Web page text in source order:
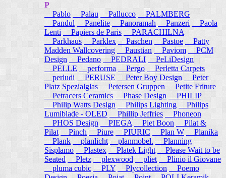
P
Pablo
Palau Pallucco
PALMBERG
Pandul
Panelite Panoramah Panzeri
Paola
Lenti
Papiers de Paris
PARACHILNA
Parkhaus
Parklex Paschen Pastoe
Patty
Madden Wallcovering
Paustian Paviom
PCM
Design
Pedano PEDRALI
PeLiDesign
PELLE
performa Pergo
Perletta Carpets
perludi
PERUSE Peter Boy Design
Peter
Platz Spezialglas
Petersen Gruppen
Petite Friture
Petracers Ceramics
Phase Design
PHILIP
Philip Watts Design
Philips Lighting
Philips
Lumiblade - OLED
Phillip Jeffries
Phoneon
PHOS Design
PIEGA Piet Boon
Pilat &
Pilat
Pinch Piure PIURIC Plan W
Planika
Plank
planlicht planmobel. Planning
Sisplamo
Plastex Platek Light
Please Wait to be
Seated
Pletz plexwood pliet
Plinio il Giovane
pluma cubic
PLY Plycollection
Poemo